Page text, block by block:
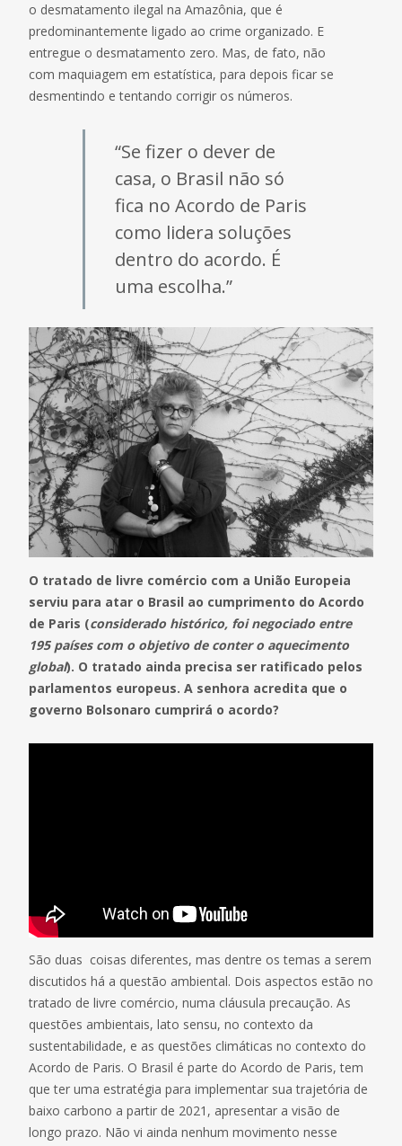
o desmatamento ilegal na Amazônia, que é
predominantemente ligado ao crime organizado. E
entregue o desmatamento zero. Mas, de fato, não
com maquiagem em estatística, para depois ficar se
desmentindo e tentando corrigir os números.
“Se fizer o dever de
casa, o Brasil não só
fica no Acordo de Paris
como lidera soluções
dentro do acordo. É
uma escolha.”
O tratado de livre comércio com a União Europeia
serviu para atar o Brasil ao cumprimento do Acordo
de Paris (considerado histórico, foi negociado entre
195 países com o objetivo de conter o aquecimento
global). O tratado ainda precisa ser ratificado pelos
parlamentos europeus. A senhora acredita que o
governo Bolsonaro cumprirá o acordo?
São duas coisas diferentes, mas dentre os temas a serem
discutidos há a questão ambiental. Dois aspectos estão no
tratado de livre comércio, numa cláusula precaução. As
questões ambientais, lato sensu, no contexto da
sustentabilidade, e as questões climáticas no contexto do
Acordo de Paris. O Brasil é parte do Acordo de Paris, tem
que ter uma estratégia para implementar sua trajetória de
baixo carbono a partir de 2021, apresentar a visão de
longo prazo. Não vi ainda nenhum movimento nesse